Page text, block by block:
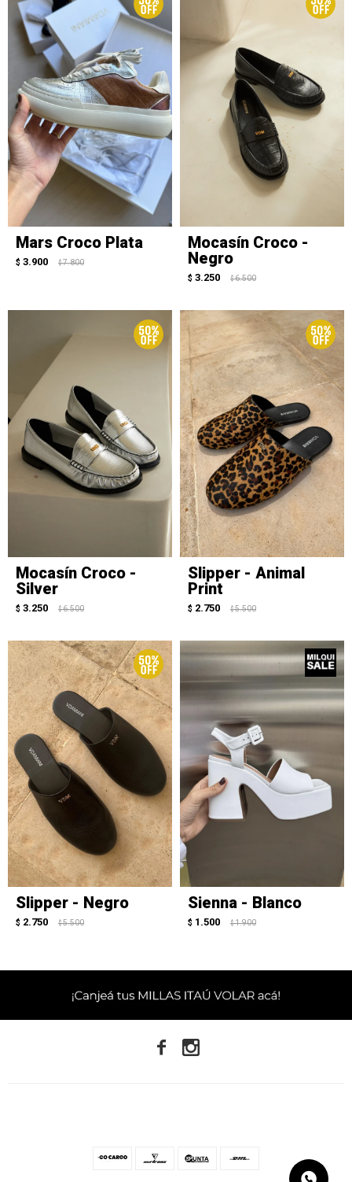
Mars Croco Plata
$ 3.900 $ 7.800
Mocasín Croco -
Negro
$ 3.250 $ 6.500
Mocasín Croco -
Silver
$ 3.250 $ 6.500
Slipper - Animal
Print
$ 2.750 $ 5.500
Slipper - Negro
$ 2.750 $ 5.500
Sienna - Blanco
$ 1.500 $ 1.900
 